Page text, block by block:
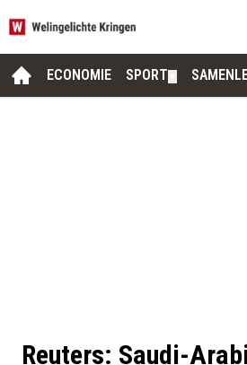
ECONOMIE SPORT
Reuters: Saudi-